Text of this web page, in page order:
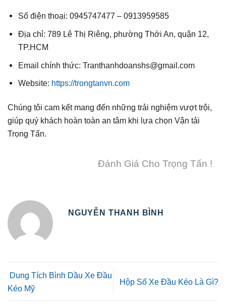
Số điện thoại: 0945747477 – 0913959585
Địa chỉ: 789 Lê Thị Riêng, phường Thới An, quận 12,
TP.HCM
Email chính thức: Tranthanhdoanshs@gmail.com
Website: https://trongtanvn.com
Chúng tôi cam kết mang đến những trải nghiệm vượt trội,
giúp quý khách hoàn toàn an tâm khi lựa chọn Vận tải
Trọng Tấn.
Đánh Giá Cho Trọng Tấn !
NGUYỄN THANH BÌNH
Dung Tích Bình Dầu Xe Đầu
Kéo Mỹ
Hộp Số Xe Đầu Kéo Là Gì?